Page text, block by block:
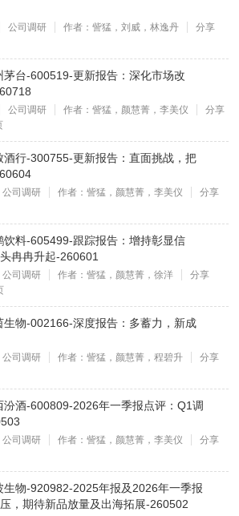
公司调研 作者：訾猛，刘威，林逸丹
分享
茅台-600519-更新报告：深化市场改
公司调研 作者：訾猛，颜慧菁，李美仪
分享
酒行-300755-更新报告：直面挑战，把
公司调研 作者：訾猛，颜慧菁，李美仪
分享
饮料-605499-跟踪报告：增持彰显信
冉冉升起-260601
公司调研 作者：訾猛，颜慧菁，徐洋
分享
生物-002166-深度报告：多蓄力，新成
公司调研 作者：訾猛，颜慧菁，程碧升
分享
汾酒-600809-2026年一季报点评：Q1调
公司调研 作者：訾猛，颜慧菁，李美仪
分享
生物-920982-2025年报及2026年一季报
，期待新品放量及出海拓展-260502